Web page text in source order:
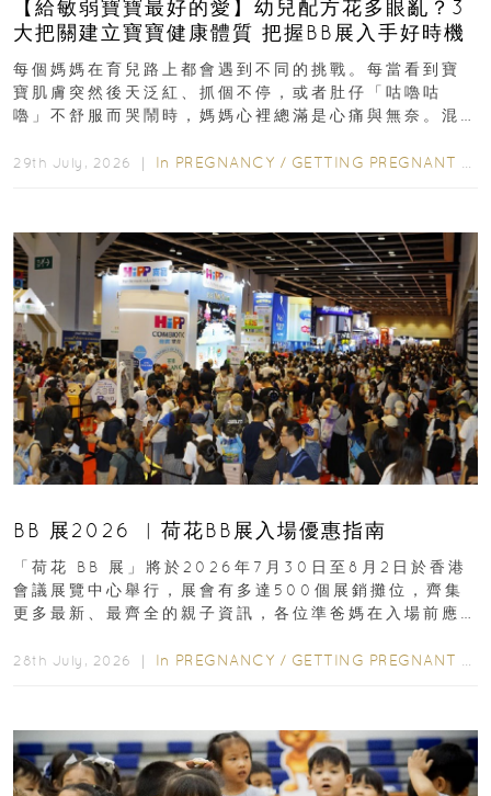
【給敏弱寶寶最好的愛】幼兒配方花多眼亂？3
大把關建立寶寶健康體質 把握BB展入手好時機
每個媽媽在育兒路上都會遇到不同的挑戰。每當看到寶
寶肌膚突然後天泛紅、抓個不停，或者肚仔「咕嚕咕
嚕」不舒服而哭鬧時，媽媽心裡總滿是心痛與無奈。混
29th July, 2026 ｜ In PREGNANCY / GETTING PREGNANT
BB 展2026 ︳荷花BB展入場優惠指南
「荷花 BB 展」將於2026年7月30日至8月2日於香港
會議展覽中心舉行，展會有多達500個展銷攤位，齊集
更多最新、最齊全的親子資訊，各位準爸媽在入場前應
28th July, 2026 ｜ In PREGNANCY / GETTING PREGNANT